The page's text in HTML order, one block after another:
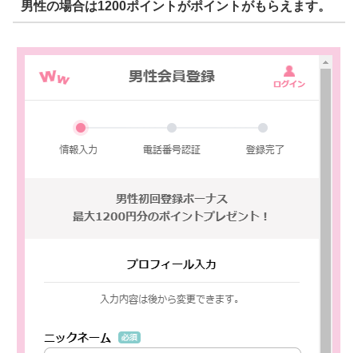
男性の場合は1200ポイントがポイントがもらえます。